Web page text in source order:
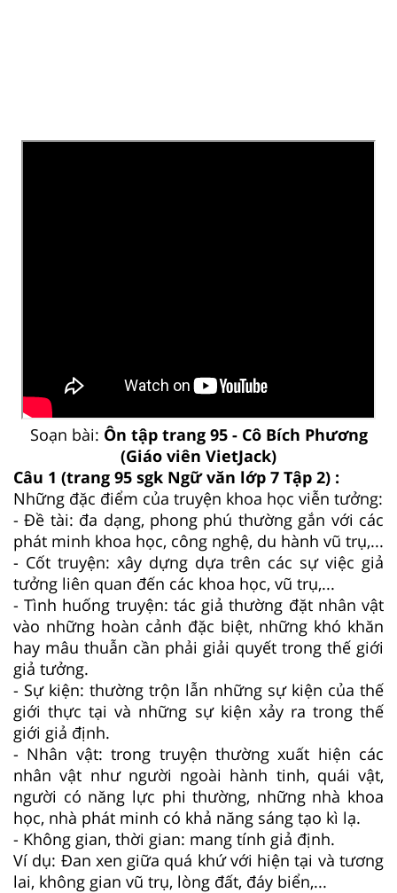
Soạn bài: Ôn tập trang 95 - Cô Bích Phương
(Giáo viên VietJack)
Câu 1 (trang 95 sgk Ngữ văn lớp 7 Tập 2) :
Những đặc điểm của truyện khoa học viễn tưởng:
- Đề tài: đa dạng, phong phú thường gắn với các
phát minh khoa học, công nghệ, du hành vũ trụ,...
- Cốt truyện: xây dựng dựa trên các sự việc giả
tưởng liên quan đến các khoa học, vũ trụ,...
- Tình huống truyện: tác giả thường đặt nhân vật
vào những hoàn cảnh đặc biệt, những khó khăn
hay mâu thuẫn cần phải giải quyết trong thế giới
giả tưởng.
- Sự kiện: thường trộn lẫn những sự kiện của thế
giới thực tại và những sự kiện xảy ra trong thế
giới giả định.
- Nhân vật: trong truyện thường xuất hiện các
nhân vật như người ngoài hành tinh, quái vật,
người có năng lực phi thường, những nhà khoa
học, nhà phát minh có khả năng sáng tạo kì lạ.
- Không gian, thời gian: mang tính giả định.
Ví dụ: Đan xen giữa quá khứ với hiện tại và tương
lai, không gian vũ trụ, lòng đất, đáy biển,...